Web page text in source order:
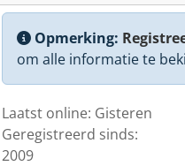
Opmerking:
om alle informatie te
Laatst online: Gisteren
Geregistreerd sinds:
2009